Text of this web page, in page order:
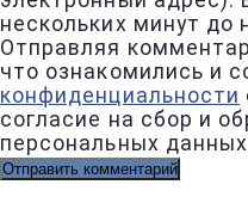
нескольких минут до
Отправляя
что ознакомились и
конфиденциальности
согласие на сбор и
персональных